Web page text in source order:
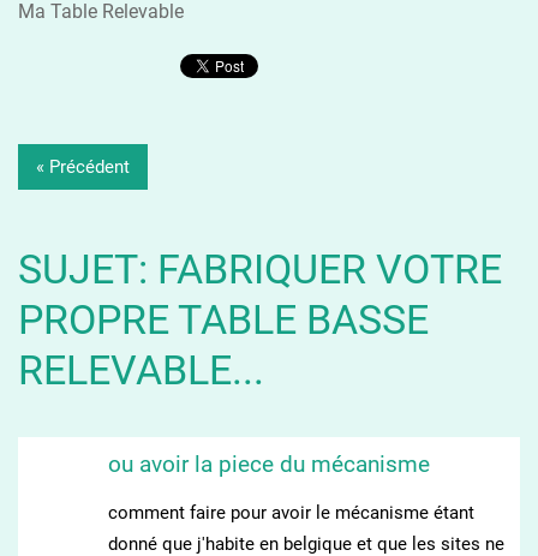
Ma Table Relevable
« Précédent
SUJET: FABRIQUER VOTRE
PROPRE TABLE BASSE
RELEVABLE...
ou avoir la piece du mécanisme
comment faire pour avoir le mécanisme étant
donné que j'habite en belgique et que les sites ne